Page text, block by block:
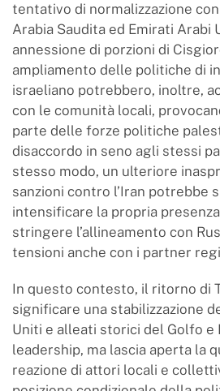
tentativo di normalizzazione con
Arabia Saudita ed Emirati Arabi
annessione di porzioni di
ampliamento delle politiche di
israeliano potrebbero, inoltre,
con le comunità locali,
parte delle forze politiche
disaccordo in seno agli stessi
stesso modo, un ulteriore
sanzioni contro l’Iran potrebbe
intensificare la propria
stringere l’allineamento con
tensioni anche con i partner
In questo contesto, il ritorno di
significare una stabilizzazione
Uniti e alleati storici del Golfo e
leadership, ma lascia aperta la
reazione di attori locali e